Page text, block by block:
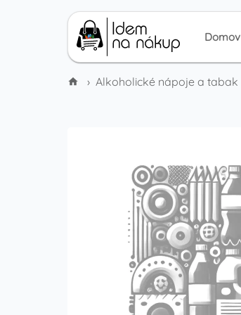
Domov
› Alkoholické nápoje a tabak